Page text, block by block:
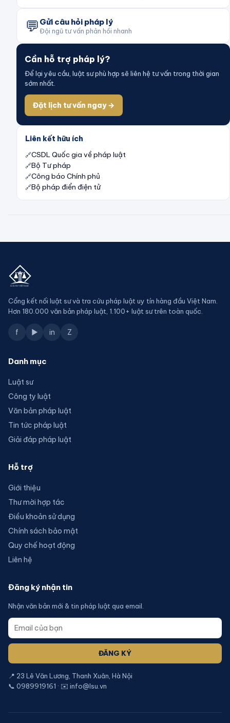
💬 Gửi câu hỏi pháp lý
Đội ngũ tư vấn phản hồi nhanh
Cần hỗ trợ pháp lý?
Để lại yêu cầu, luật sư phù hợp sẽ liên hệ tư vấn trong thời gian
sớm nhất.
Đặt lịch tư vấn ngay →
Liên kết hữu ích
CSDL Quốc gia về pháp luật
Bộ Tư pháp
Công báo Chính phủ
Bộ pháp điển điện tử
Cổng kết nối luật sư và tra cứu pháp luật uy tín hàng đầu Việt Nam.
Hơn 180.000 văn bản pháp luật, 1.100+ luật sư trên toàn quốc.
f ▶ in Z
Danh mục
Luật sư
Công ty luật
Văn bản pháp luật
Tin tức pháp luật
Giải đáp pháp luật
Hỗ trợ
Giới thiệu
Thư mời hợp tác
Điều khoản sử dụng
Chính sách bảo mật
Quy chế hoạt động
Liên hệ
Đăng ký nhận tin
Nhận văn bản mới & tin pháp luật qua email.
ĐĂNG KÝ
📍 23 Lê Văn Lương, Thanh Xuân, Hà Nội
📞 0989919161 · ✉️ info@lsu.vn